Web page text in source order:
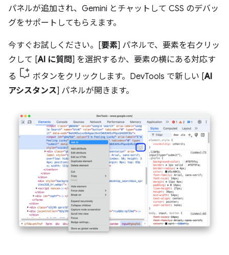
パネルが追加され、Gemini とチャットして CSS のデバッ
グをサポートしてもらえます。
今すぐお試しください。[要素] パネルで、要素を右クリッ
クして [AI に質問] を選択するか、要素の横にある対応す
る
ボタンをクリックします。DevTools で新しい [AI
アシスタンス] パネルが開きます。